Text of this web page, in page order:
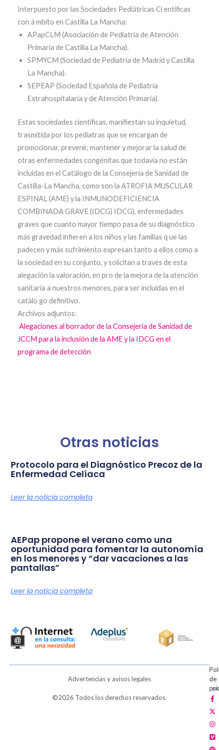
Interpuesto por las Sociedades Pediátricas Ci entíficas
con á mbito en Castilla La Mancha:
APapCLM (Asociación de Pediatría de Atención
Primaria de Castilla La Mancha).
SPMYCM (Sociedad de Pediatría de Madrid y Castilla
La Mancha).
SEPEAP (Sociedad Española de Pediatría
Extrahospitalaria y de Atención Primaria).
Estas sociedades científicas, manifiestan su inquietud,
trasmitida por los pediatras que se encargan de
promocionar, prevenir, mantener y mejorar la salud de
otras enfermedades congénitas que todavía no están
incluidas en el Catálogo de la Consejería de Sanidad de
Castilla-La Mancha, como son la ATROFIA MUSCULAR
ESPINAL (AME) y la INMUNODEFICIENCIA
COMBINADA GRAVE (IDCG) IDCG), enfermedades
graves que cuanto mayor tiempo pasa de su diagnóstico
más gravedad infieren a los niños y las familias q ue las
padecen y más sufrimiento expresan tanto a ellos como a
la sociedad en su conjunto, y solicitan a través de esta
alegación la valoración, en pro de la mejora de la atención
sanitaria a nuestros menores, para ser incluidas en el
catálo go definitivo.
Archivos adjuntos:
Alegaciones al borrador de la Consejería de Sanidad de
JCCM para la inclusión de la AME y la IDCG en el
programa de detección
Otras noticias
Protocolo para el Diagnóstico Precoz de la
Enfermedad Celíaca
Leer la noticia completa
AEPap propone el verano como una
oportunidad para fomentar la autonomía
en los menores y “dar vacaciones a las
pantallas”
Leer la noticia completa
Advertencias y avisos legales
de
de
©2026 Todos los derechos reservados.
F
a
c
e
b
o
o
k
-
X
-
t
w
i
t
t
e
r
I
n
s
t
a
g
r
a
m
V
i
m
e
o
P
i
n
t
e
r
e
s
t